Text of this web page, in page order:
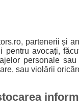
partenerii și
avocați,
personale
sau violării